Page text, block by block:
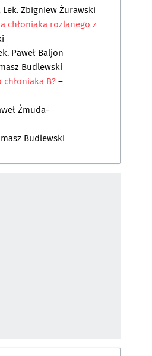
Lek. Zbigniew Żurawski
chłoniaka rozlanego z
Paweł Baljon
Budlewski
B?–
Żmuda-
Budlewski